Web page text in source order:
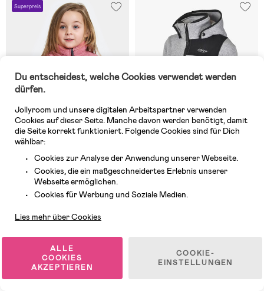
Superpreis
Auf Lager
Didriksons Gibbs Fleecejacke,
35,99 €
UVP: 42,99 €
Auf Lager
(9)
Lindberg Bormio Fleecejacke,
Du entscheidest, welche Cookies verwendet werden
dürfen.
Jollyroom und unsere digitalen Arbeitspartner verwenden
Cookies auf dieser Seite. Manche davon werden benötigt, damit
die Seite korrekt funktioniert. Folgende Cookies sind für Dich
wählbar:
Cookies zur Analyse der Anwendung unserer Webseite.
Cookies, die ein maßgeschneidertes Erlebnis unserer
Webseite ermöglichen.
Cookies für Werbung und Soziale Medien.
Lies mehr über Cookies
ALLE
COOKIES
AKZEPTIEREN
COOKIE-
EINSTELLUNGEN